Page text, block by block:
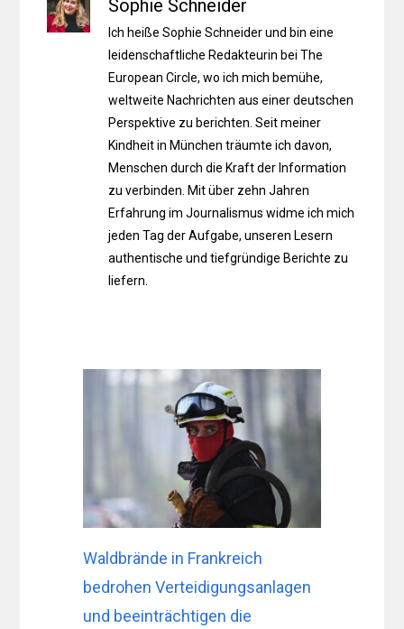
Sophie Schneider
Ich heiße Sophie Schneider und bin eine
leidenschaftliche Redakteurin bei The
European Circle, wo ich mich bemühe,
weltweite Nachrichten aus einer deutschen
Perspektive zu berichten. Seit meiner
Kindheit in München träumte ich davon,
Menschen durch die Kraft der Information
zu verbinden. Mit über zehn Jahren
Erfahrung im Journalismus widme ich mich
jeden Tag der Aufgabe, unseren Lesern
authentische und tiefgründige Berichte zu
liefern.
Waldbrände in Frankreich
bedrohen Verteidigungsanlagen
und beeinträchtigen die